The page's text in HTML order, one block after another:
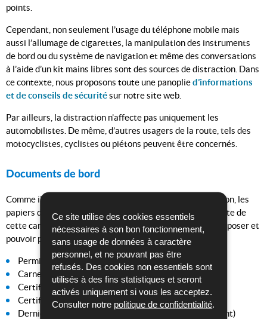
Ce site utilise des cookies essentiels
nécessaires à son bon fonctionnement,
sans usage de données à caractère
personnel, et ne pouvant pas être
refusés. Des cookies non essentiels sont
utilisés à des fins statistiques et seront
activés uniquement si vous les acceptez.
Consulter notre politique de confidentialité
points.
Cependant, non seulement l’usage du téléphone mobile mais
aussi l’allumage de cigarettes, la manipulation des instruments
de bord ou du système de navigation et même des conversations
à l’aide d’un kit mains libres sont des sources de distraction. Dans
ce contexte, nous proposons toute une panoplied’informations
et de conseils de sécuritésur notre site web.
Par ailleurs, la distraction n’affecte pas uniquement les
automobilistes. De même, d’autres usagers de la route, tels des
motocyclistes, cyclistes ou piétons peuvent être concernés.
Documents de bord
Comme il est de coutume lors de contrôles de la circulation, les
papiers de bord seront également vérifiés dans le contexte de
cette campagne. Pour rappel, les conducteurs doivent disposer et
pouvoir présenter les documents suivants :
Permis de conduire ou certificat d’apprentissage
Carnet de stage (le cas échéant)
Certificat d’assurance du véhicule
Certificat d’immatriculation
Dernier certificat de contrôle technique (le cas échéant)